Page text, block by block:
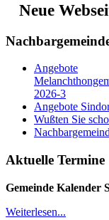
Neue
Angebote
2026-3
Angebote
Wußten Sie
Aktuelle Termine
Gemeinde Kalender
Weiterlesen...